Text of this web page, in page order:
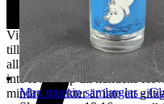
REKLAMATION
Vid Reklamation ska kunden
till tradera@jabab.se samt
alla sidor och packmateriel.
inte lever upp till kundens
mindre defekter är inte ett
Max mumin samlarglas -